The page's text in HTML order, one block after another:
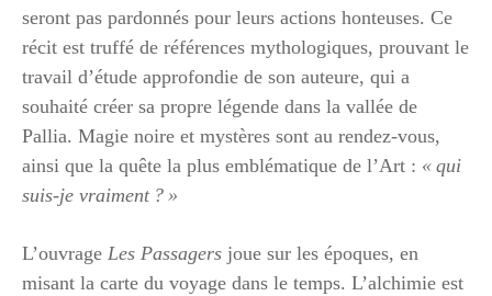
seront pas pardonnés pour leurs actions honteuses. Ce
récit est truffé de références mythologiques, prouvant le
travail d’étude approfondie de son auteure, qui a
souhaité créer sa propre légende dans la vallée de
Pallia. Magie noire et mystères sont au rendez-vous,
ainsi que la quête la plus emblématique de l’Art : « qui
suis-je vraiment ? »
L’ouvrage Les Passagers joue sur les époques, en
misant la carte du voyage dans le temps. L’alchimie est